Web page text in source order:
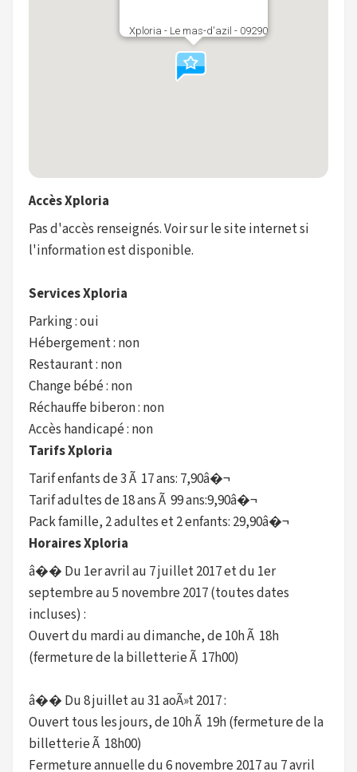
Xploria - Le mas-d'azil - 09290
Accès Xploria
Pas d'accès renseignés. Voir sur le site internet si
l'information est disponible.
Services Xploria
Parking : oui
Hébergement : non
Restaurant : non
Change bébé : non
Réchauffe biberon : non
Accès handicapé : non
Tarifs Xploria
Tarif enfants de 3 Ã 17 ans: 7,90â�¬
Tarif adultes de 18 ans Ã 99 ans:9,90â�¬
Pack famille, 2 adultes et 2 enfants: 29,90â�¬
Horaires Xploria
â�� Du 1er avril au 7 juillet 2017 et du 1er
septembre au 5 novembre 2017 (toutes dates
incluses) :
Ouvert du mardi au dimanche, de 10h Ã 18h
(fermeture de la billetterie Ã 17h00)
â�� Du 8 juillet au 31 aoÃ»t 2017 :
Ouvert tous les jours, de 10h Ã 19h (fermeture de la
billetterie Ã 18h00)
Fermeture annuelle du 6 novembre 2017 au 7 avril